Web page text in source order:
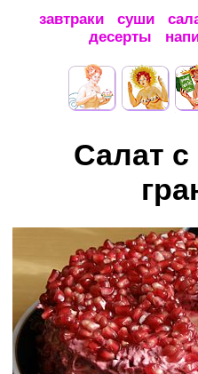
завтраки суши
десерты
Салат